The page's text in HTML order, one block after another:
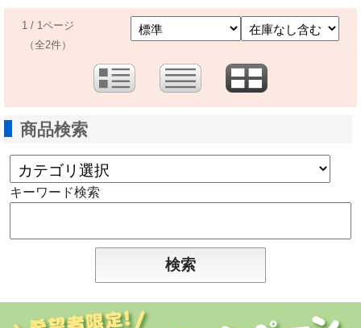
1 / 1ページ
（全2件）
商品検索
キーワード検索